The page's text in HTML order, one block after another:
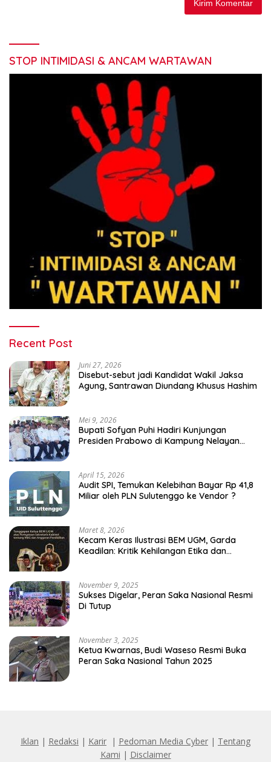
STOP INTIMIDASI & ANCAM WARTAWAN
Recent Post
Juni 27, 2026
Disebut-sebut jadi Kandidat Wakil Jaksa
Agung, Santrawan Diundang Khusus Hashim
Mei 9, 2026
Bupati Sofyan Puhi Hadiri Kunjungan
Presiden Prabowo di Kampung Nelayan
April 15, 2026
Audit SPI, Temukan Kelebihan Bayar Rp 41,8
Miliar oleh PLN Sulutenggo ke Vendor ?
Maret 8, 2026
Kecam Keras Ilustrasi BEM UGM, Garda
Keadilan: Kritik Kehilangan Etika dan
November 9, 2025
Sukses Digelar, Peran Saka Nasional Resmi
Di Tutup
November 3, 2025
Ketua Kwarnas, Budi Waseso Resmi Buka
Peran Saka Nasional Tahun 2025
Iklan | Redaksi | Karir | Pedoman Media Cyber | Tentang
Kami | Disclaimer